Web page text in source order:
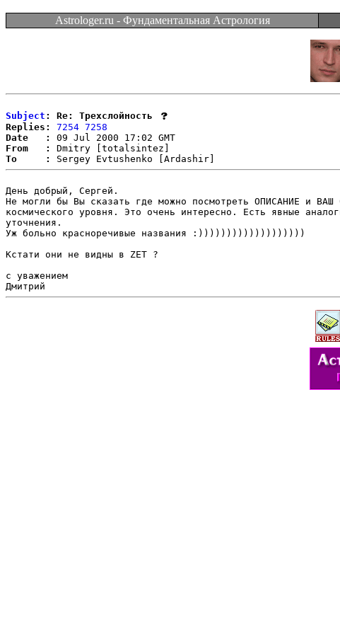
Astrologer.ru - Фундаментальная Астрология
Subject : Re: Трехслойность
Replies:
7254 7258
Date   :
From   :
To     :
День добрый, Сергей.
Не могли бы Вы сказать где можно посмотреть ОПИСАНИЕ и ВАШ
космического уровня. Это очень интересно. Есть явные
уточнения.
Уж больно красноречивые названия :)))))))))))))))))))
Кстати они не видны в ZET ?
с уважением